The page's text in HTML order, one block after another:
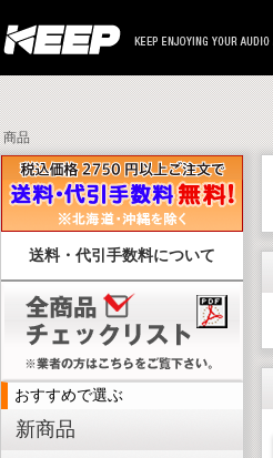
商品
送料・代引手数料について
おすすめで選ぶ
新商品